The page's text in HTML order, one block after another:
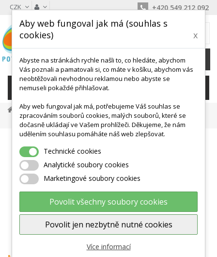
CZK +420 549 212 092
0 Kč
KATEGORIE
Podložky, Žíněnky
Zámkové A Puzzle Žíněnky
Motýli Puzzle Pěnové PN 150P
Zobrazit větší
Aby web fungoval jak má (souhlas s
cookies)
x
Abyste na stránkách rychle našli to, co hledáte, abychom
Vás poznali a pamatovali si, co máte v košíku, abychom vás
neobtěžovali nevhodnou reklamou nebo abyste se
nemuseli pokaždé přihlašovat.
Aby web fungoval jak má, potřebujeme Váš souhlas se
zpracováním souborů cookies, malých souborů, které se
dočasně ukládají ve Vašem prohlížeči. Děkujeme, že nám
udělením souhlasu pomáháte náš web zlepšovat.
Technické cookies
Analytické soubory cookies
Marketingové soubory cookies
Povolit všechny soubory cookies
Povolit jen nezbytně nutné cookies
Více informací